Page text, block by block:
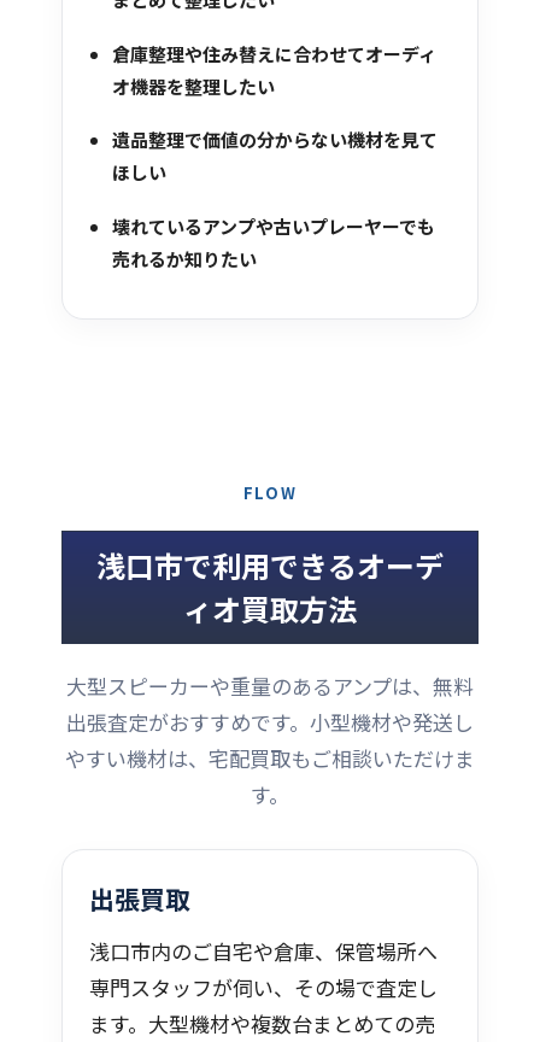
倉庫整理や住み替えに合わせてオーディ
オ機器を整理したい
遺品整理で価値の分からない機材を見て
ほしい
壊れているアンプや古いプレーヤーでも
売れるか知りたい
FLOW
浅口市で利用できるオーデ
ィオ買取方法
大型スピーカーや重量のあるアンプは、無料
出張査定がおすすめです。小型機材や発送し
やすい機材は、宅配買取もご相談いただけま
す。
出張買取
浅口市内のご自宅や倉庫、保管場所へ
専門スタッフが伺い、その場で査定し
ます。大型機材や複数台まとめての売